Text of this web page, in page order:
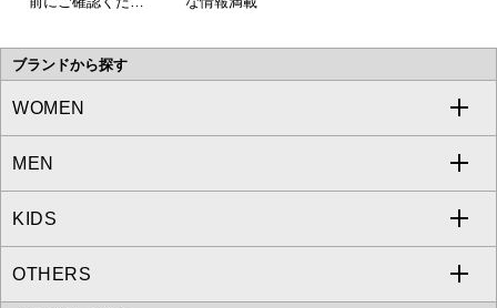
ブランドから探す
WOMEN
a.v.v
MICHEL KLEIN
MK MICHEL KLEIN
MEN
a.v.v
MICHEL KLEIN HOMME
KIDS
a.v.v
OTHERS